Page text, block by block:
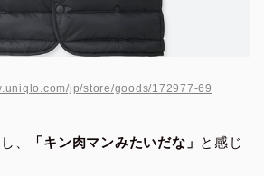
jp/store/goods/172977-69
、 「キン肉マンみたいだな」 と感じ